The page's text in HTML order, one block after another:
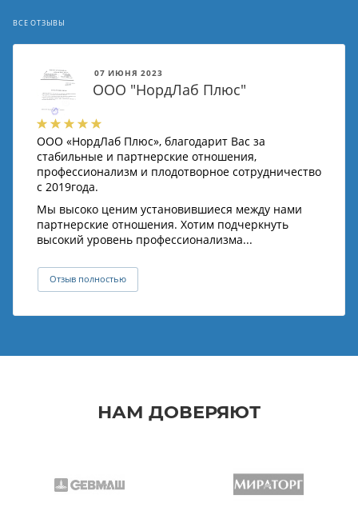
ВСЕ ОТЗЫВЫ
07 ИЮНЯ 2023
ООО "НордЛаб Плюс"
ООО «НордЛаб Плюс», благодарит Вас за
стабильные и партнерские отношения,
профессионализм и плодотворное сотрудничество
с 2019года.
Мы высоко ценим установившиеся между нами
партнерские отношения. Хотим подчеркнуть
высокий уровень профессионализма...
Отзыв полностью
НАМ ДОВЕРЯЮТ